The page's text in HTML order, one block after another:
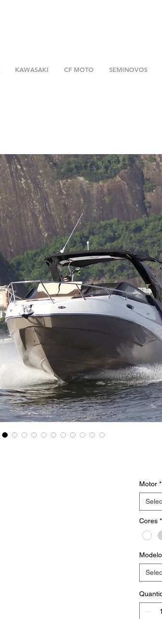
KAWASAKI CF MOTO SEMINOVOS
Motor *
Cores *
Modelo